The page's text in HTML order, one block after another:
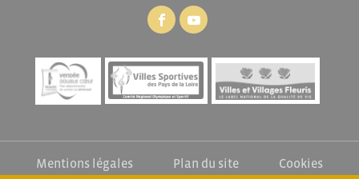
Mentions légales Plan du site
Cookies